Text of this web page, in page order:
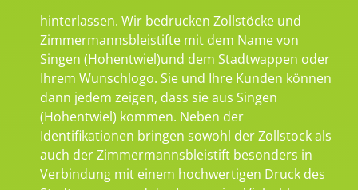
hinterlassen. Wir bedrucken Zollstöcke und
Zimmermannsbleistifte mit dem Name von
Singen (Hohentwiel)und dem Stadtwappen oder
Ihrem Wunschlogo. Sie und Ihre Kunden können
dann jedem zeigen, dass sie aus Singen
(Hohentwiel) kommen. Neben der
Identifikationen bringen sowohl der Zollstock als
auch der Zimmermannsbleistift besonders in
Verbindung mit einem hochwertigen Druck des